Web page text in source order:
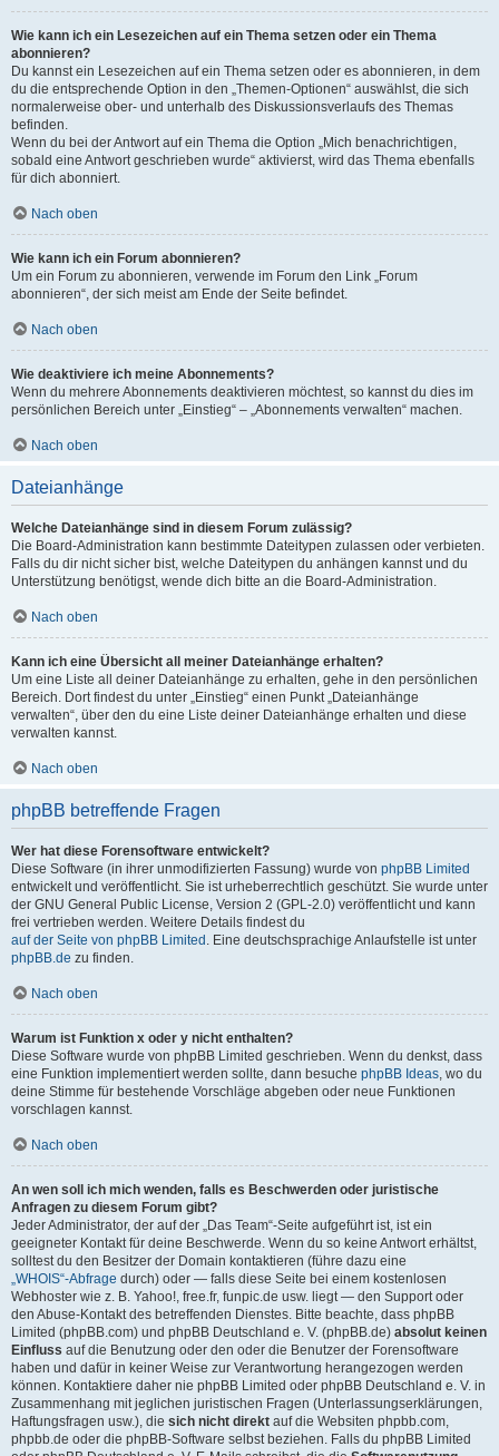
Wie kann ich ein Lesezeichen auf ein Thema setzen oder ein Thema
abonnieren?
Du kannst ein Lesezeichen auf ein Thema setzen oder es abonnieren, in dem
du die entsprechende Option in den „Themen-Optionen“ auswählst, die sich
normalerweise ober- und unterhalb des Diskussionsverlaufs des Themas
befinden.
Wenn du bei der Antwort auf ein Thema die Option „Mich benachrichtigen,
sobald eine Antwort geschrieben wurde“ aktivierst, wird das Thema ebenfalls
für dich abonniert.
Nach oben
Wie kann ich ein Forum abonnieren?
Um ein Forum zu abonnieren, verwende im Forum den Link „Forum
abonnieren“, der sich meist am Ende der Seite befindet.
Nach oben
Wie deaktiviere ich meine Abonnements?
Wenn du mehrere Abonnements deaktivieren möchtest, so kannst du dies im
persönlichen Bereich unter „Einstieg“ – „Abonnements verwalten“ machen.
Nach oben
Dateianhänge
Welche Dateianhänge sind in diesem Forum zulässig?
Die Board-Administration kann bestimmte Dateitypen zulassen oder verbieten.
Falls du dir nicht sicher bist, welche Dateitypen du anhängen kannst und du
Unterstützung benötigst, wende dich bitte an die Board-Administration.
Nach oben
Kann ich eine Übersicht all meiner Dateianhänge erhalten?
Um eine Liste all deiner Dateianhänge zu erhalten, gehe in den persönlichen
Bereich. Dort findest du unter „Einstieg“ einen Punkt „Dateianhänge
verwalten“, über den du eine Liste deiner Dateianhänge erhalten und diese
verwalten kannst.
Nach oben
phpBB betreffende Fragen
Wer hat diese Forensoftware entwickelt?
Diese Software (in ihrer unmodifizierten Fassung) wurde von phpBB Limited
entwickelt und veröffentlicht. Sie ist urheberrechtlich geschützt. Sie wurde unter
der GNU General Public License, Version 2 (GPL-2.0) veröffentlicht und kann
frei vertrieben werden. Weitere Details findest du
auf der Seite von phpBB Limited . Eine deutschsprachige Anlaufstelle ist unter
phpBB.de zu finden.
Nach oben
Warum ist Funktion x oder y nicht enthalten?
Diese Software wurde von phpBB Limited geschrieben. Wenn du denkst, dass
eine Funktion implementiert werden sollte, dann besuche phpBB Ideas, wo du
deine Stimme für bestehende Vorschläge abgeben oder neue Funktionen
vorschlagen kannst.
Nach oben
An wen soll ich mich wenden, falls es Beschwerden oder juristische
Anfragen zu diesem Forum gibt?
Jeder Administrator, der auf der „Das Team“-Seite aufgeführt ist, ist ein
geeigneter Kontakt für deine Beschwerde. Wenn du so keine Antwort erhältst,
solltest du den Besitzer der Domain kontaktieren (führe dazu eine
„WHOIS“-Abfrage durch) oder — falls diese Seite bei einem kostenlosen
Webhoster wie z. B. Yahoo!, free.fr, funpic.de usw. liegt — den Support oder
den Abuse-Kontakt des betreffenden Dienstes. Bitte beachte, dass phpBB
Limited (phpBB.com) und phpBB Deutschland e. V. (phpBB.de) absolut keinen
Einfluss auf die Benutzung oder den oder die Benutzer der Forensoftware
haben und dafür in keiner Weise zur Verantwortung herangezogen werden
können. Kontaktiere daher nie phpBB Limited oder phpBB Deutschland e. V. in
Zusammenhang mit jeglichen juristischen Fragen (Unterlassungserklärungen,
Haftungsfragen usw.), die sich nicht direkt auf die Websiten phpbb.com,
phpbb.de oder die phpBB-Software selbst beziehen. Falls du phpBB Limited